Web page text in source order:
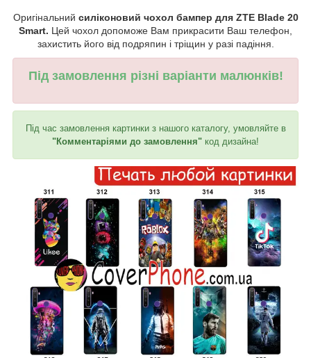
Оригінальний силіконовий чохол бампер для ZTE Blade 20
Smart. Цей чохол допоможе Вам прикрасити Ваш телефон,
захистить його від подряпин і тріщин у разі падіння.
Під замовлення різні варіанти малюнків!
Під час замовлення картинки з нашого каталогу, умовляйте в
"Комментаріями до замовлення" код дизайна!